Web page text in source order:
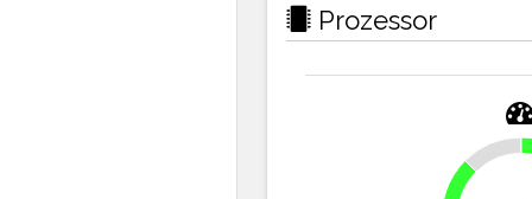
Prozessor
12.5%